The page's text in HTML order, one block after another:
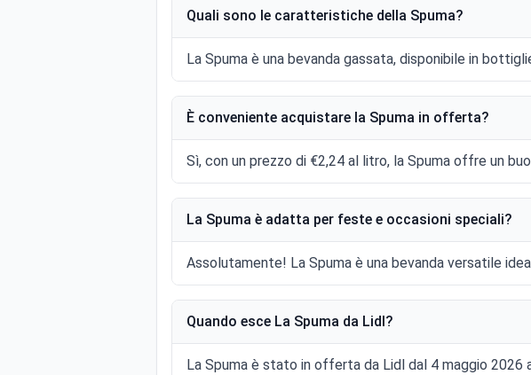
Quali sono le caratteristiche della Spuma?
La Spuma è una bevanda gassata, disponibile in
È conveniente acquistare la Spuma in offerta?
Sì, con un prezzo di €2,24 al litro, la Spuma offre un
La Spuma è adatta per feste e occasioni speciali?
Assolutamente! La Spuma è una bevanda versatile
Quando esce La Spuma da Lidl?
La Spuma è stato in offerta da Lidl dal 4 maggio 2026